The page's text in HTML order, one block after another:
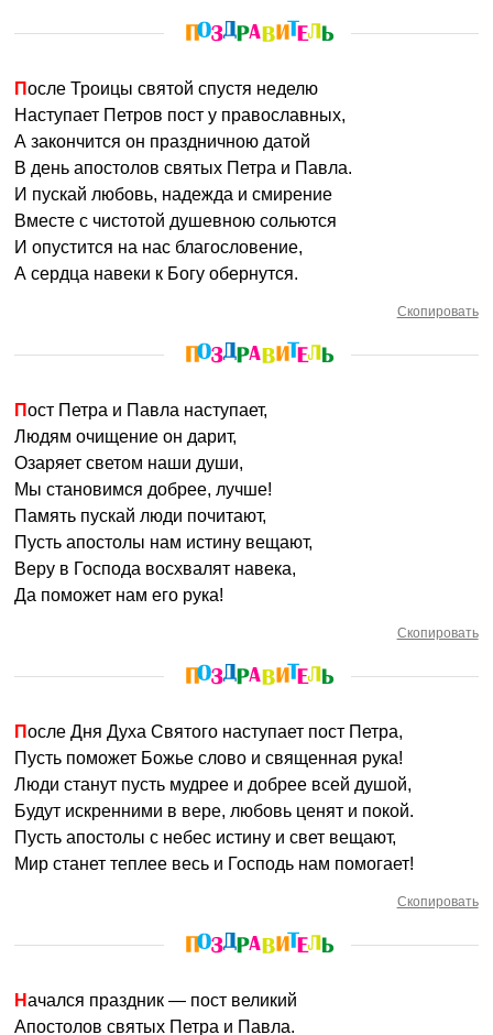
После Троицы святой спустя неделю
Наступает Петров пост у православных,
А закончится он праздничною датой
В день апостолов святых Петра и Павла.
И пускай любовь, надежда и смирение
Вместе с чистотой душевною сольются
И опустится на нас благословение,
А сердца навеки к Богу обернутся.
Скопировать
Пост Петра и Павла наступает,
Людям очищение он дарит,
Озаряет светом наши души,
Мы становимся добрее, лучше!
Память пускай люди почитают,
Пусть апостолы нам истину вещают,
Веру в Господа восхвалят навека,
Да поможет нам его рука!
Скопировать
После Дня Духа Святого наступает пост Петра,
Пусть поможет Божье слово и священная рука!
Люди станут пусть мудрее и добрее всей душой,
Будут искренними в вере, любовь ценят и покой.
Пусть апостолы с небес истину и свет вещают,
Мир станет теплее весь и Господь нам помогает!
Скопировать
Начался праздник — пост великий
Апостолов святых Петра и Павла.